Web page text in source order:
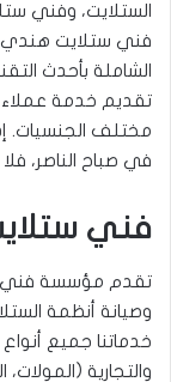
الستلايت، وفني
فني ستلايت هندي
الشاملة بأحدث
تقديم خدمة عملاء
مختلف الجنسيات.
في صباح الناصر، فلا
فني
تقدم مؤسسة فني
وصيانة أنظمة
خدماتنا جميع أنواع
والتجارية